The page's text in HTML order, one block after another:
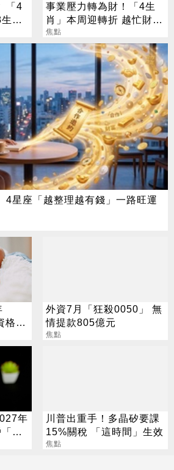
「4
事業壓力轉為財！「4生
肖」本周迎轉折 越忙財運
越旺
焦點
4星座「越整理越有錢」一路旺運
格一
外資7月「狂殺0050」 無
情提款805億元
焦點
年
這
川普出重手！多晶矽要課
15%關稅 「這時間」生效
焦點